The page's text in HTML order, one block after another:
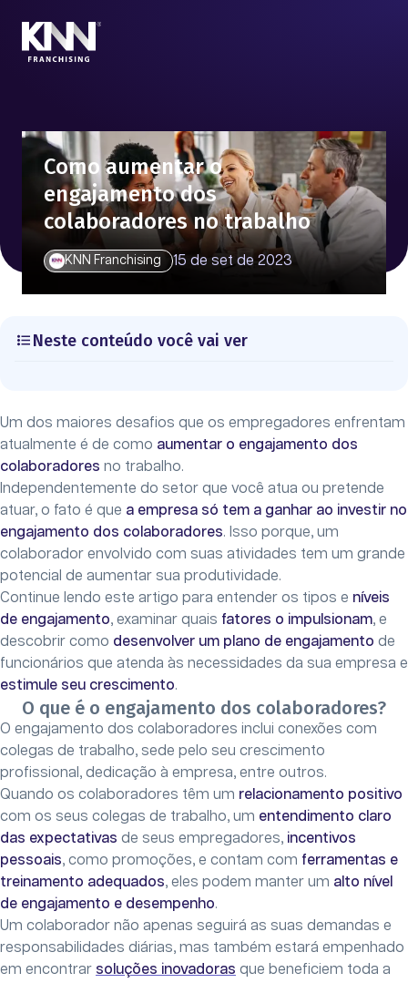
Como aumentar o
engajamento dos
colaboradores no trabalho
KNN Franchising 15 de set de 2023
Neste conteúdo você vai ver
Um dos maiores desafios que os empregadores enfrentam
atualmente é de como aumentar o engajamento dos
colaboradores no trabalho.
Independentemente do setor que você atua ou pretende
atuar, o fato é que a empresa só tem a ganhar ao investir no
engajamento dos colaboradores. Isso porque, um
colaborador envolvido com suas atividades tem um grande
potencial de aumentar sua produtividade.
Continue lendo este artigo para entender os tipos e níveis
de engajamento, examinar quais fatores o impulsionam, e
descobrir como desenvolver um plano de engajamento de
funcionários que atenda às necessidades da sua empresa e
estimule seu crescimento.
O que é o engajamento dos colaboradores?
O engajamento dos colaboradores inclui conexões com
colegas de trabalho, sede pelo seu crescimento
profissional, dedicação à empresa, entre outros.
Quando os colaboradores têm um relacionamento positivo
com os seus colegas de trabalho, um entendimento claro
das expectativas de seus empregadores, incentivos
pessoais, como promoções, e contam com ferramentas e
treinamento adequados, eles podem manter um alto nível
de engajamento e desempenho.
Um colaborador não apenas seguirá as suas demandas e
responsabilidades diárias, mas também estará empenhado
em encontrar soluções inovadoras que beneficiem toda a